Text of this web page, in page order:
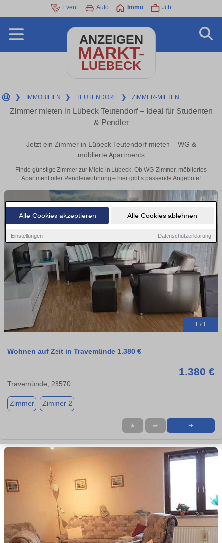
Alle Cookies akzeptieren Alle Cookies ablehnen
Einstellungen Datenschutzerklärung
Event Auto Immo Job
ANZEIGEN
MARKT-
LUEBECK
❯ IMMOBILIEN ❯ TEUTENDORF ❯ ZIMMER-MIETEN
Zimmer mieten in Lübeck Teutendorf – Ideal für Studenten
& Pendler
Jetzt ein Zimmer in Lübeck Teutendorf mieten – WG &
möblierte Apartments
Finde günstige Zimmer zur Miete in Lübeck. Ob WG-Zimmer, möbliertes
Apartment oder Pendlerwohnung – hier gibt’s passende Angebote!
1 / 1
Wohnen auf Zeit in Travemünde 1.380 €
1.380 €
Travemünde, 23570
Zimmer Zimmer 2
★ ➦ ➜